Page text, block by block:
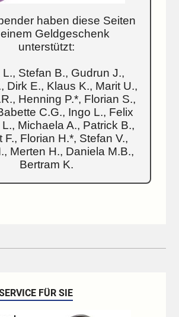
haben diese Seiten
Geldgeschenk
unterstützt:
L., Stefan B., Gudrun J.,
Dirk E., Klaus K., Marit U.,
Henning P.*, Florian S.,
C.G., Ingo L., Felix
Michaela A., Patrick B.,
F., Florian H.*, Stefan V.,
Merten H., Daniela M.B.,
Bertram K.
FÜR SIE